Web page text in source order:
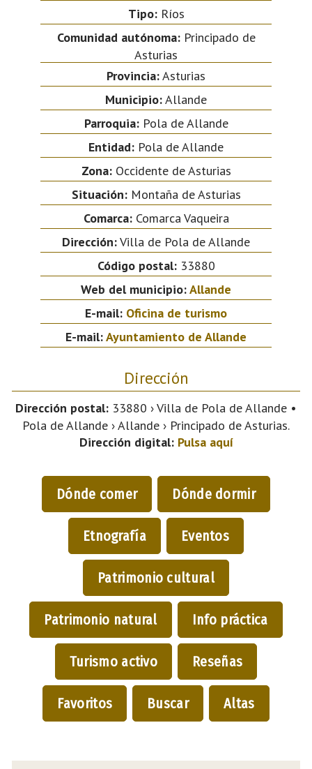
Tipo:Ríos
Comunidad autónoma:Principado de
Asturias
Provincia:Asturias
Municipio:Allande
Parroquia:Pola de Allande
Entidad: Pola de Allande
Zona:Occidente de Asturias
Situación:Montaña de Asturias
Comarca:Comarca Vaqueira
Dirección:Villa de Pola de Allande
Código postal:33880
Web del municipio:Allande
E-mail: Oficina de turismo
E-mail:Ayuntamiento de Allande
Dirección
Dirección postal: 33880 › Villa de Pola de Allande •
Pola de Allande › Allande › Principado de Asturias.
Dirección digital: Pulsa aquí
Dónde comer Dónde dormir
Etnografía Eventos
Patrimonio cultural
Patrimonio natural Info práctica
Turismo activo Reseñas
Favoritos Buscar Altas